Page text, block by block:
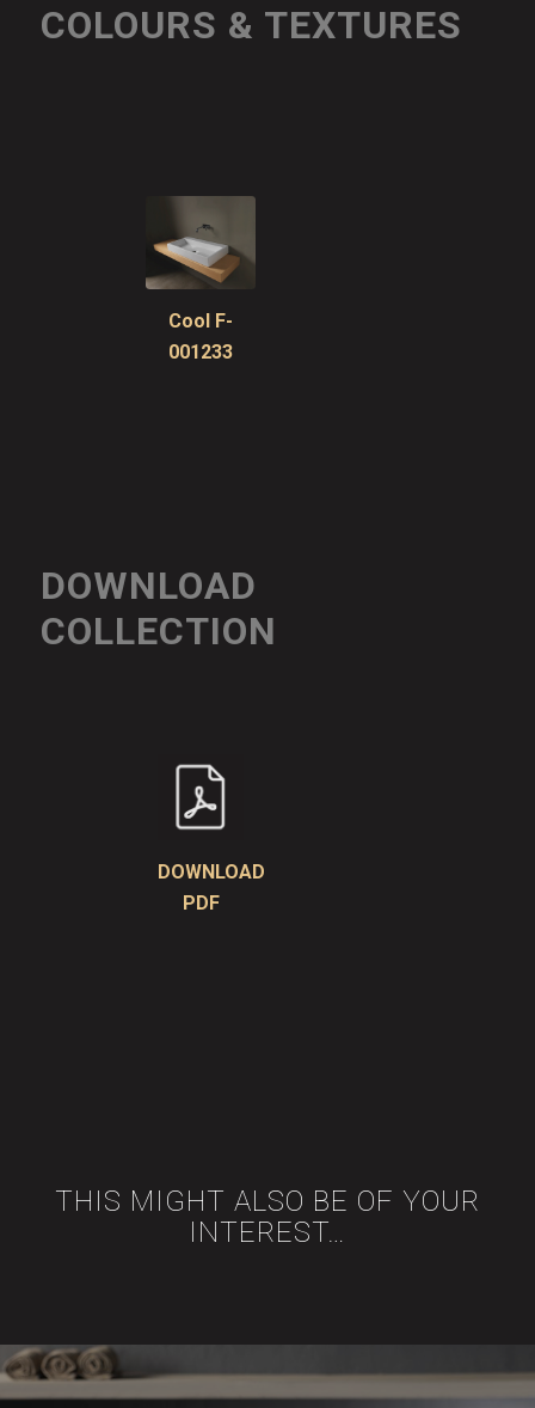
COLOURS & TEXTURES
Cool F-
001233
DOWNLOAD
COLLECTION
DOWNLOAD
PDF
THIS MIGHT ALSO BE OF YOUR
INTEREST…